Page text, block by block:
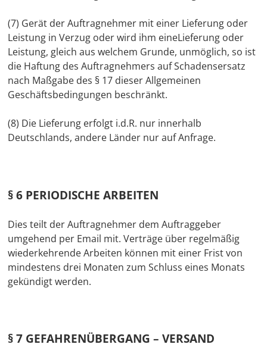
(7) Gerät der Auftragnehmer mit einer Lieferung oder
Leistung in Verzug oder wird ihm eineLieferung oder
Leistung, gleich aus welchem Grunde, unmöglich, so ist
die Haftung des Auftragnehmers auf Schadensersatz
nach Maßgabe des § 17 dieser Allgemeinen
Geschäftsbedingungen beschränkt.
(8) Die Lieferung erfolgt i.d.R. nur innerhalb
Deutschlands, andere Länder nur auf Anfrage.
§ 6 PERIODISCHE ARBEITEN
Dies teilt der Auftragnehmer dem Auftraggeber
umgehend per Email mit. Verträge über regelmäßig
wiederkehrende Arbeiten können mit einer Frist von
mindestens drei Monaten zum Schluss eines Monats
gekündigt werden.
§ 7 GEFAHRENÜBERGANG – VERSAND